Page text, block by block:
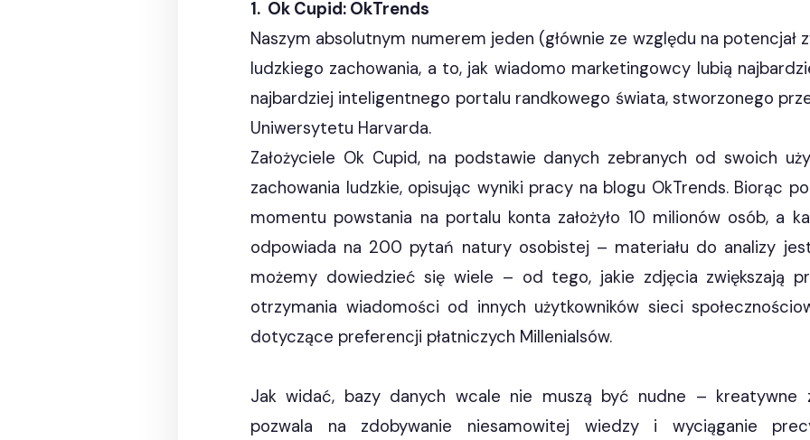
1. Ok Cupid: OkTrends
Naszym absolutnym numerem jeden (głównie ze względu na potencjał
ludzkiego zachowania, a to, jak wiadomo marketingowcy lubią
najbardziej inteligentnego portalu randkowego świata, stworzonego
Uniwersytetu Harvarda.
Założyciele Ok Cupid, na podstawie danych zebranych od swoich
zachowania ludzkie, opisując wyniki pracy na blogu OkTrends. Biorąc
momentu powstania na portalu konta założyło 10 milionów osób, a
odpowiada na 200 pytań natury osobistej – materiału do analizy
możemy dowiedzieć się wiele – od tego, jakie zdjęcia zwiększają
otrzymania wiadomości od innych użytkowników sieci
dotyczące preferencji płatniczych Millenialsów.
Jak widać, bazy danych wcale nie muszą być nudne – kreatywne
pozwala na zdobywanie niesamowitej wiedzy i wyciąganie